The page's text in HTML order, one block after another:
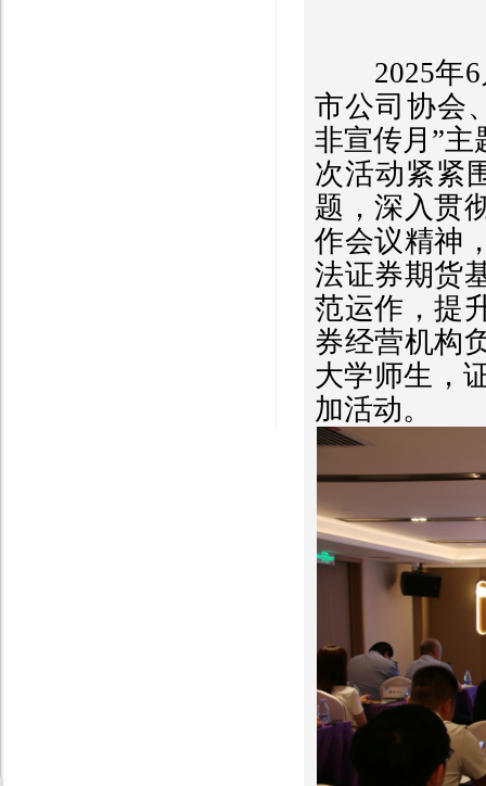
2025年6
市公司协会
非宣传月”
次活动紧紧
题，深入贯
作会议精神
法证券期货
范运作，提
券经营机构
大学师生，
加活动。